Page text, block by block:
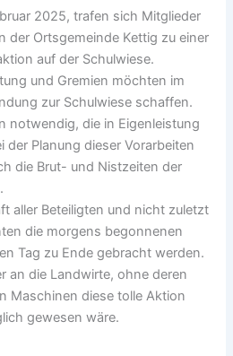
2025, trafen sich Mitglieder
der Ortsgemeinde Kettig zu einer
auf der Schulwiese.
und Gremien möchten im
zur Schulwiese schaffen.
notwendig, die in Eigenleistung
der Planung dieser Vorarbeiten
die Brut- und Nistzeiten der
aller Beteiligten und nicht zuletzt
die morgens begonnenen
Tag zu Ende gebracht werden.
an die Landwirte, ohne deren
Maschinen diese tolle Aktion
gewesen wäre.